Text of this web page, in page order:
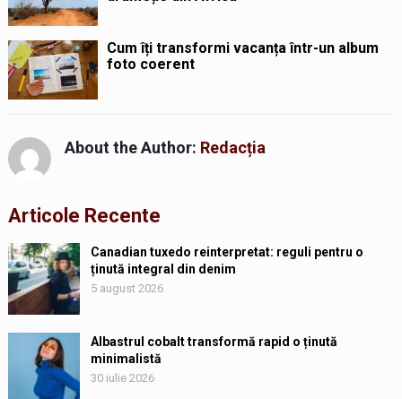
Cum îți transformi vacanța într-un album
foto coerent
About the Author: Redacția
Articole Recente
Canadian tuxedo reinterpretat: reguli pentru o
ținută integral din denim
5 august 2026
Albastrul cobalt transformă rapid o ținută
minimalistă
30 iulie 2026